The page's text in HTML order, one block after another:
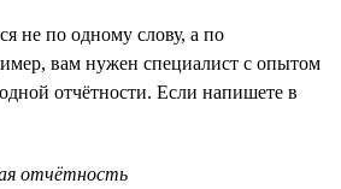
не по одному слову, а по
вам нужен специалист с опытом
отчётности. Если напишете в
отчётность